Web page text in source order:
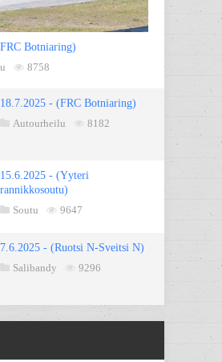
Botniaring)
8758
18.7.2025 - (FRC Botniaring)
Autourheilu
8182
15.6.2025 - (Yyteri
rannikkosoutu)
Soutu
9647
7.6.2025 - (Ruotsi N-Sveitsi N)
Salibandy
9296